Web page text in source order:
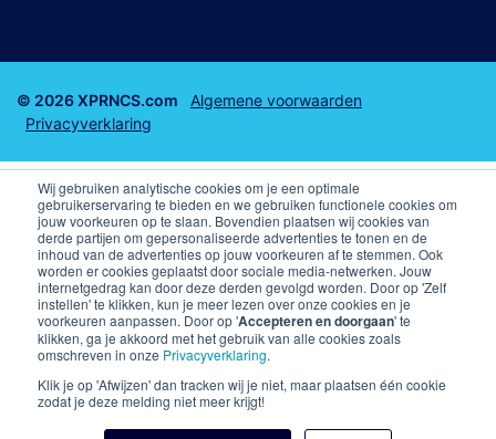
Wij gebruiken analytische cookies om je een optimale
gebruikerservaring te bieden en we gebruiken functionele cookies om
jouw voorkeuren op te slaan. Bovendien plaatsen wij cookies van
derde partijen om gepersonaliseerde advertenties te tonen en de
inhoud van de advertenties op jouw voorkeuren af te stemmen. Ook
worden er cookies geplaatst door sociale media-netwerken. Jouw
internetgedrag kan door deze derden gevolgd worden. Door op 'Zelf
instellen' te klikken, kun je meer lezen over onze cookies en je
voorkeuren aanpassen. Door op 'Accepteren en doorgaan' te
klikken, ga je akkoord met het gebruik van alle cookies zoals
omschreven in onze Privacyverklaring.
Klik je op 'Afwijzen' dan tracken wij je niet, maar plaatsen één cookie
zodat je deze melding niet meer krijgt!
© 2026 XPRNCS.com
Algemene voorwaarden
Privacyverklaring
Business club tickets
Business Seats
F1 arrangementen
Voetbal arrangementen
Champions League VIP arrangementen en kaarten
Premier League
Skybox PSV
Kaarten Liverpool FC
Business Seats PSV